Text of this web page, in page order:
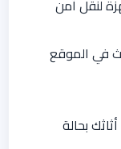
لنقل آمن
في الموقع
بحالة